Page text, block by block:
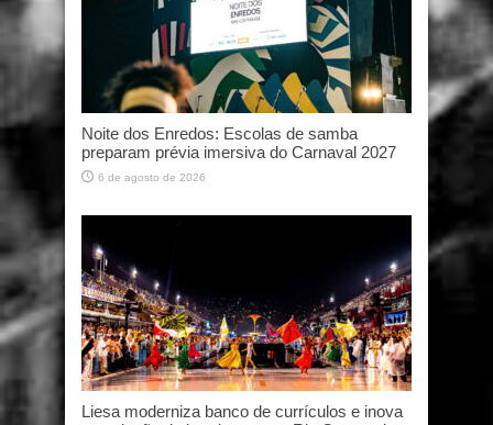
Noite dos Enredos: Escolas de samba
preparam prévia imersiva do Carnaval 2027
6 de agosto de 2026
Liesa moderniza banco de currículos e inova